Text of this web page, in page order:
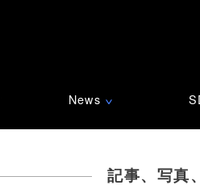
News ∨
記事、写真